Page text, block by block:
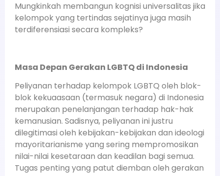
Mungkinkah membangun kognisi universalitas jika
kelompok yang tertindas sejatinya juga masih
terdiferensiasi secara kompleks?
Masa Depan Gerakan LGBTQ di Indonesia
Peliyanan terhadap kelompok LGBTQ oleh blok-
blok kekuaasaan (termasuk negara) di Indonesia
merupakan penelanjangan terhadap hak-hak
kemanusian. Sadisnya, peliyanan ini justru
dilegitimasi oleh kebijakan-kebijakan dan ideologi
mayoritarianisme yang sering mempromosikan
nilai-nilai kesetaraan dan keadilan bagi semua.
Tugas penting yang patut diemban oleh gerakan